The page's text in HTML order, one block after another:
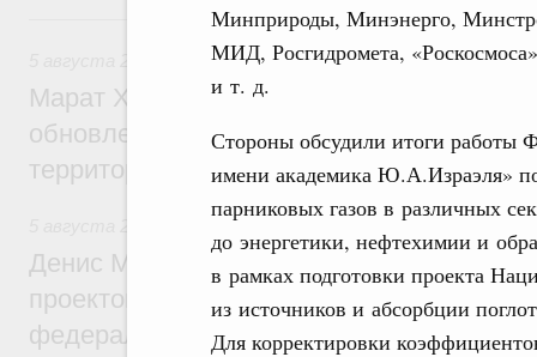
Минприроды, Минэнерго,
МИД, Росгидромета,
и т. д.
Стороны обсудили итоги работы
имени академика Ю.А.Израэля»
парниковых газов в различных
до энергетики, нефтехимии и
в рамках подготовки проекта
из источников и абсорбции
Для корректировки
Вчера
Жилищно-коммунальное хозяйство
Марат Хуснуллин: Более 4,3 тыс.
обновлено в России при участии Фонда
территорий
Инструменты развития территорий.
Денис Мантуров провёл совещание по
проектов института кураторства в
федеральном округе